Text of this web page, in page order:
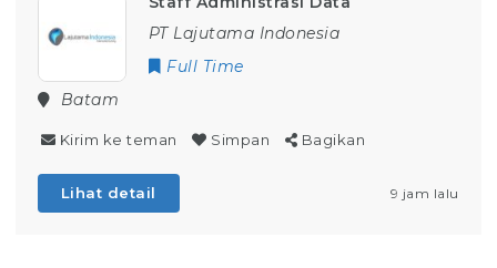
PT Lajutama Indonesia
Full Time
Batam
Kirim ke teman Simpan Bagikan
Lihat detail 9 jam lalu